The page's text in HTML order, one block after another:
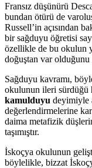
Fransız düşünürü
bundan ötürü de
Russell’in açısından
bir sağduyu öğretisi
özellikle de bu okulun
doğuştan var olduğunu
Sağduyu kavramı,
okulunun ileri sürdüğü
kamulduyu deyimiyle
değerlendirmelerine
daima metafizik
taşımıştır.
İskoçya okulunun
böylelikle, bizzat